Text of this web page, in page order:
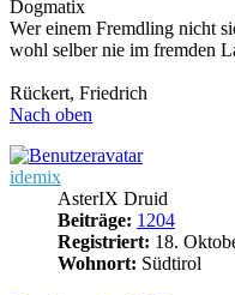
Dogmatix
Wer einem Fremdling nicht
wohl selber nie im fremden
Rückert, Friedrich
Nach oben
idemix
AsterIX Druid
Beiträge: 1204
Registriert: 18.
Wohnort: Südtirol